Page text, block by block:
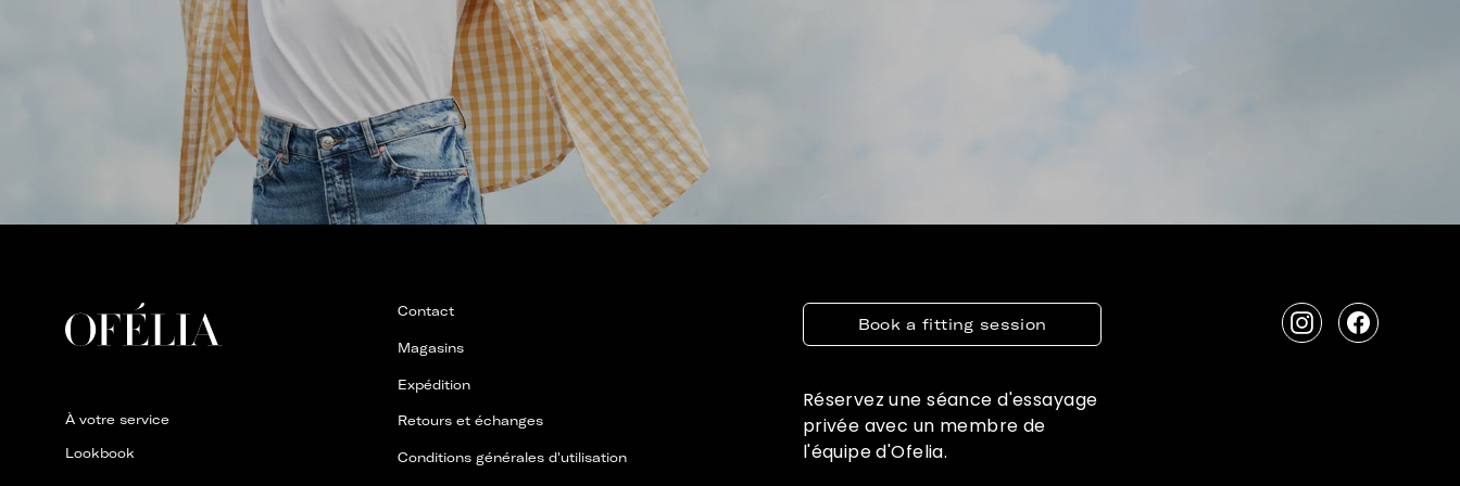
À votre service
Lookbook
Contact
Magasins
Expédition
Retours et échanges
Conditions générales d'utilisation
Book a fitting session
Réservez une séance d'essayage
privée avec un membre de
l'équipe d'Ofelia.
InstagramFacebook